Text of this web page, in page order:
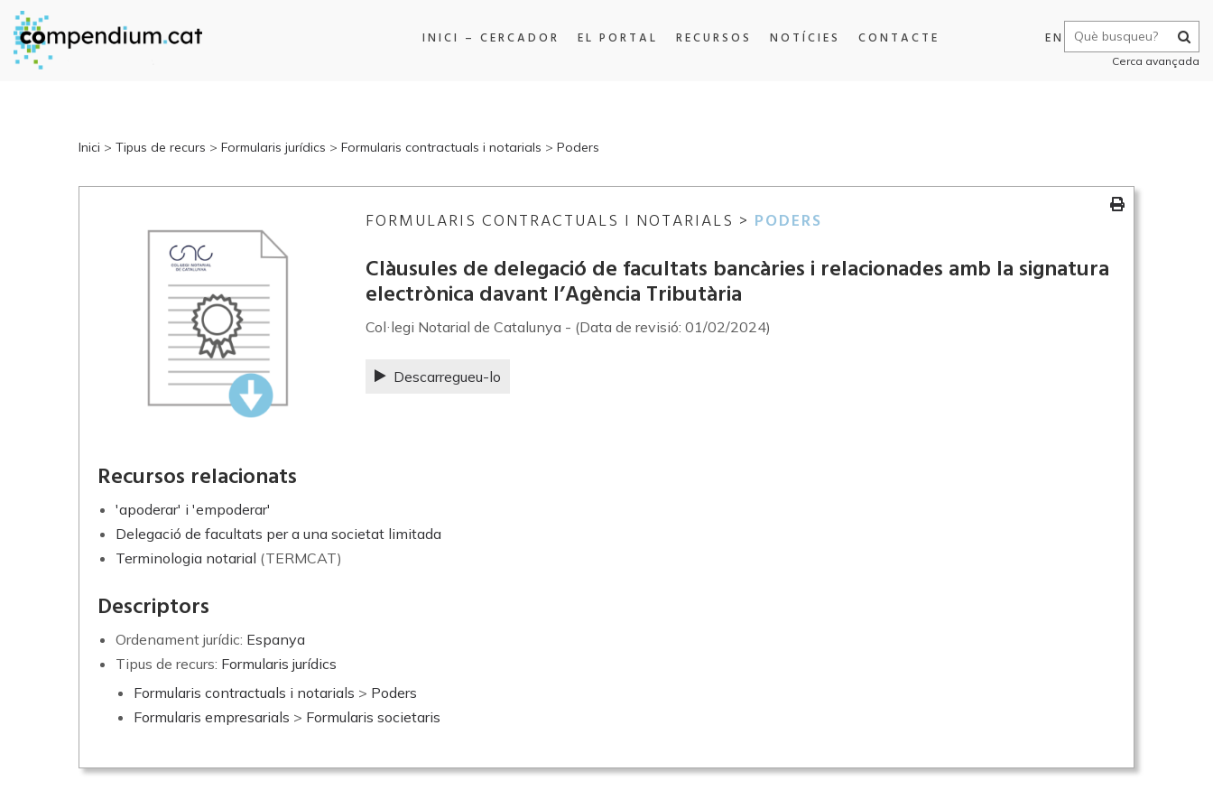
INICI – CERCADOR EL PORTAL RECURSOS NOTÍCIES CONTACTE EN
Cerca avançada
Inici > Tipus de recurs > Formularis jurídics > Formularis contractuals i notarials > Poders
FORMULARIS CONTRACTUALS I NOTARIALS > PODERS
Clàusules de delegació de facultats bancàries i relacionades amb la signatura
electrònica davant l’Agència Tributària
Col·legi Notarial de Catalunya - (Data de revisió: 01/02/2024)
Descarregueu-lo
Recursos relacionats
'apoderar' i 'empoderar'
Delegació de facultats per a una societat limitada
Terminologia notarial (TERMCAT)
Descriptors
Ordenament jurídic: Espanya
Tipus de recurs: Formularis jurídics
Formularis contractuals i notarials > Poders
Formularis empresarials > Formularis societaris